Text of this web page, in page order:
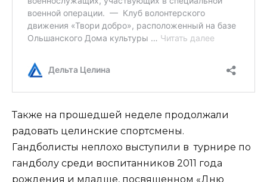
Также на прошедшей неделе продолжали
радовать целинские спортсмены.
Гандболисты неплохо выступили в турнире по
гандболу среди воспитанников 2011 года
рождения и младше, посвященном «Дню